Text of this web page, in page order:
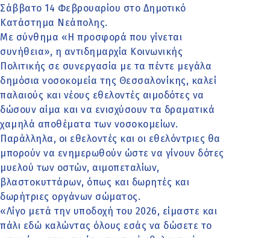
Σάββατο 14 Φεβρουαρίου στο Δημοτικό
Κατάστημα Νεάπολης.
Με σύνθημα «Η προσφορά που γίνεται
συνήθεια», η αντιδημαρχία Κοινωνικής
Πολιτικής σε συνεργασία με τα πέντε μεγάλα
δημόσια νοσοκομεία της Θεσσαλονίκης, καλεί
παλαιούς και νέους εθελοντές αιμοδότες να
δώσουν αίμα και να ενισχύσουν τα δραματικά
χαμηλά αποθέματα των νοσοκομείων.
Παράλληλα, οι εθελοντές και οι εθελόντριες θα
μπορούν να ενημερωθούν ώστε να γίνουν δότες
μυελού των οστών, αιμοπεταλίων,
βλαστοκυττάρων, όπως και δωρητές και
δωρήτριες οργάνων σώματος.
«Λίγο μετά την υποδοχή του 2026, είμαστε και
πάλι εδώ καλώντας όλους εσάς να δώσετε το